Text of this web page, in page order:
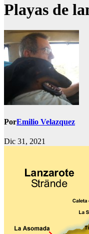
Playas de
PorEmilio Velazquez
Dic 31, 2021